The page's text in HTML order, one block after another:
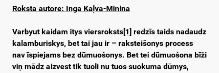
Roksta autore: Inga Kaļva-Minina
Varbyut kaidam itys viersroksts[1] redzīs taids nadaudz
kalamburiskys, bet tai jau ir – raksteišonys process
nav īspiejams bez dūmuošonys. Bet tei dūmuošona bīži
viņ mādz aizvest tik tuoli nu tuos suokuma dūmys,